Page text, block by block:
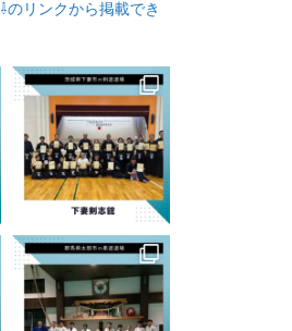
⇩のリンクから掲載でき